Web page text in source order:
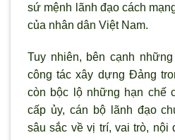
sứ mệnh lãnh đạo cách
của nhân dân Việt Nam.
Tuy nhiên, bên cạnh
công tác xây dựng Đảng
còn bộc lộ những hạn chế
cấp ủy, cán bộ lãnh đạo
sâu sắc về vị trí, vai trò, nội